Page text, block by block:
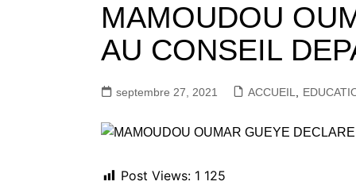
MAMOUDOU
AU CONSEIL
septembre 27, 2021 ACCUEIL
Post Views: 1 125